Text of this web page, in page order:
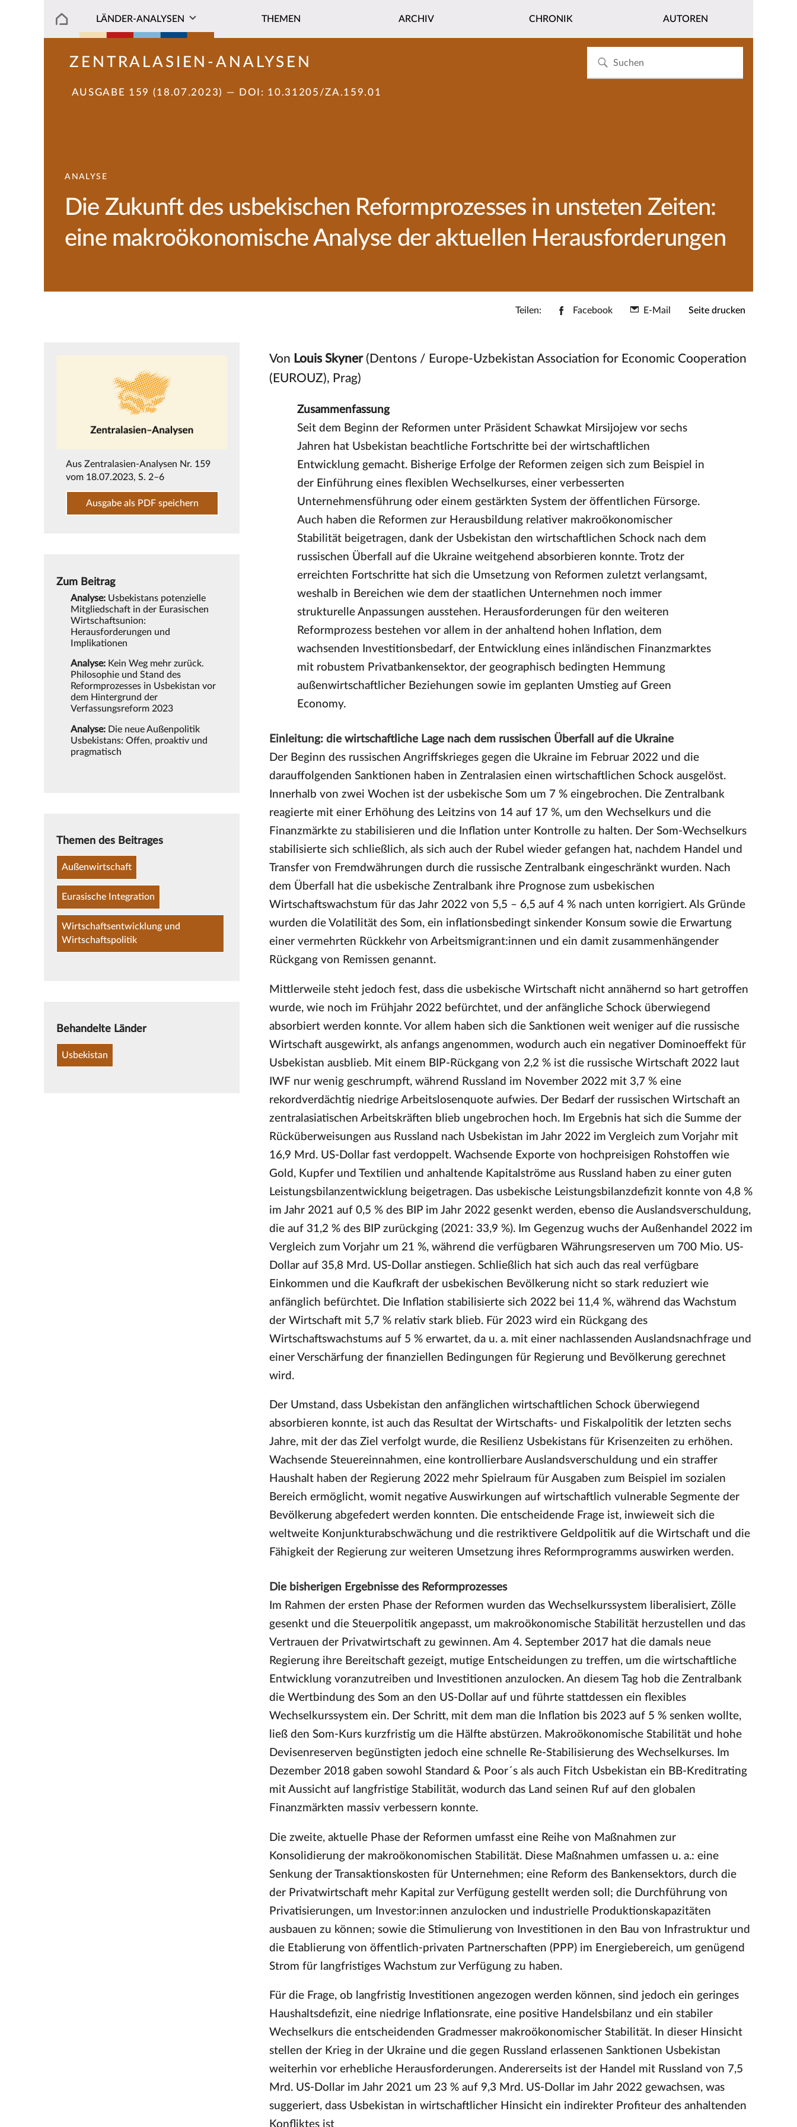
LÄNDER-ANALYSEN THEMEN ARCHIV CHRONIK AUTOREN
ZENTRALASIEN-ANALYSEN
AUSGABE 159 (18.07.2023) — DOI: 10.31205/ZA.159.01
ANALYSE
Die Zukunft des usbekischen Reformprozesses in unsteten Zeiten:
eine makroökonomische Analyse der aktuellen Herausforderungen
Teilen: Facebook E-Mail Seite drucken
AusZentralasien-Analysen Nr. 159
vom 18.07.2023, S. 2–6
Ausgabe als PDF speichern
Zum Beitrag
Analyse: Usbekistans potenzielle
Mitgliedschaft in der Eurasischen
Wirtschaftsunion:
Herausforderungen und
Implikationen
Analyse: Kein Weg mehr zurück.
Philosophie und Stand des
Reformprozesses in Usbekistan vor
dem Hintergrund der
Verfassungsreform 2023
Analyse: Die neue Außenpolitik
Usbekistans: Offen, proaktiv und
pragmatisch
Themen des Beitrages
Außenwirtschaft
Eurasische Integration
Wirtschaftsentwicklung und
Wirtschaftspolitik
Behandelte Länder
Usbekistan
Von Louis Skyner(Dentons / Europe-Uzbekistan Association for Economic Cooperation
(EUROUZ), Prag)
Zusammenfassung
Seit dem Beginn der Reformen unter Präsident Schawkat Mirsijojew vor sechs
Jahren hat Usbekistan beachtliche Fortschritte bei der wirtschaftlichen
Entwicklung gemacht. Bisherige Erfolge der Reformen zeigen sich zum Beispiel in
der Einführung eines flexiblen Wechselkurses, einer verbesserten
Unternehmensführung oder einem gestärkten System der öffentlichen Fürsorge.
Auch haben die Reformen zur Herausbildung relativer makroökonomischer
Stabilität beigetragen, dank der Usbekistan den wirtschaftlichen Schock nach dem
russischen Überfall auf die Ukraine weitgehend absorbieren konnte. Trotz der
erreichten Fortschritte hat sich die Umsetzung von Reformen zuletzt verlangsamt,
weshalb in Bereichen wie dem der staatlichen Unternehmen noch immer
strukturelle Anpassungen ausstehen. Herausforderungen für den weiteren
Reformprozess bestehen vor allem in der anhaltend hohen Inflation, dem
wachsenden Investitionsbedarf, der Entwicklung eines inländischen Finanzmarktes
mit robustem Privatbankensektor, der geographisch bedingten Hemmung
außenwirtschaftlicher Beziehungen sowie im geplanten Umstieg auf Green
Economy.
Einleitung: die wirtschaftliche Lage nach dem russischen Überfall auf die Ukraine
Der Beginn des russischen Angriffskrieges gegen die Ukraine im Februar 2022 und die
darauffolgenden Sanktionen haben in Zentralasien einen wirtschaftlichen Schock ausgelöst.
Innerhalb von zwei Wochen ist der usbekische Som um 7 % eingebrochen. Die Zentralbank
reagierte mit einer Erhöhung des Leitzins von 14 auf 17 %, um den Wechselkurs und die
Finanzmärkte zu stabilisieren und die Inflation unter Kontrolle zu halten. Der Som-Wechselkurs
stabilisierte sich schließlich, als sich auch der Rubel wieder gefangen hat, nachdem Handel und
Transfer von Fremdwährungen durch die russische Zentralbank eingeschränkt wurden. Nach
dem Überfall hat die usbekische Zentralbank ihre Prognose zum usbekischen
Wirtschaftswachstum für das Jahr 2022 von 5,5 – 6,5 auf 4 % nach unten korrigiert. Als Gründe
wurden die Volatilität des Som, ein inflationsbedingt sinkender Konsum sowie die Erwartung
einer vermehrten Rückkehr von Arbeitsmigrant:innen und ein damit zusammenhängender
Rückgang von Remissen genannt.
Mittlerweile steht jedoch fest, dass die usbekische Wirtschaft nicht annähernd so hart getroffen
wurde, wie noch im Frühjahr 2022 befürchtet, und der anfängliche Schock überwiegend
absorbiert werden konnte. Vor allem haben sich die Sanktionen weit weniger auf die russische
Wirtschaft ausgewirkt, als anfangs angenommen, wodurch auch ein negativer Dominoeffekt für
Usbekistan ausblieb. Mit einem BIP-Rückgang von 2,2 % ist die russische Wirtschaft 2022 laut
IWF nur wenig geschrumpft, während Russland im November 2022 mit 3,7 % eine
rekordverdächtig niedrige Arbeitslosenquote aufwies. Der Bedarf der russischen Wirtschaft an
zentralasiatischen Arbeitskräften blieb ungebrochen hoch. Im Ergebnis hat sich die Summe der
Rücküberweisungen aus Russland nach Usbekistan im Jahr 2022 im Vergleich zum Vorjahr mit
16,9 Mrd. US-Dollar fast verdoppelt. Wachsende Exporte von hochpreisigen Rohstoffen wie
Gold, Kupfer und Textilien und anhaltende Kapitalströme aus Russland haben zu einer guten
Leistungsbilanzentwicklung beigetragen. Das usbekische Leistungsbilanzdefizit konnte von 4,8 %
im Jahr 2021 auf 0,5 % des BIP im Jahr 2022 gesenkt werden, ebenso die Auslandsverschuldung,
die auf 31,2 % des BIP zurückging (2021: 33,9 %). Im Gegenzug wuchs der Außenhandel 2022 im
Vergleich zum Vorjahr um 21 %, während die verfügbaren Währungsreserven um 700 Mio. US-
Dollar auf 35,8 Mrd. US-Dollar anstiegen. Schließlich hat sich auch das real verfügbare
Einkommen und die Kaufkraft der usbekischen Bevölkerung nicht so stark reduziert wie
anfänglich befürchtet. Die Inflation stabilisierte sich 2022 bei 11,4 %, während das Wachstum
der Wirtschaft mit 5,7 % relativ stark blieb. Für 2023 wird ein Rückgang des
Wirtschaftswachstums auf 5 % erwartet, da u. a. mit einer nachlassenden Auslandsnachfrage und
einer Verschärfung der finanziellen Bedingungen für Regierung und Bevölkerung gerechnet
wird.
Der Umstand, dass Usbekistan den anfänglichen wirtschaftlichen Schock überwiegend
absorbieren konnte, ist auch das Resultat der Wirtschafts- und Fiskalpolitik der letzten sechs
Jahre, mit der das Ziel verfolgt wurde, die Resilienz Usbekistans für Krisenzeiten zu erhöhen.
Wachsende Steuereinnahmen, eine kontrollierbare Auslandsverschuldung und ein straffer
Haushalt haben der Regierung 2022 mehr Spielraum für Ausgaben zum Beispiel im sozialen
Bereich ermöglicht, womit negative Auswirkungen auf wirtschaftlich vulnerable Segmente der
Bevölkerung abgefedert werden konnten. Die entscheidende Frage ist, inwieweit sich die
weltweite Konjunkturabschwächung und die restriktivere Geldpolitik auf die Wirtschaft und die
Fähigkeit der Regierung zur weiteren Umsetzung ihres Reformprogramms auswirken werden.
Die bisherigen Ergebnisse des Reformprozesses
Im Rahmen der ersten Phase der Reformen wurden das Wechselkurssystem liberalisiert, Zölle
gesenkt und die Steuerpolitik angepasst, um makroökonomische Stabilität herzustellen und das
Vertrauen der Privatwirtschaft zu gewinnen. Am 4. September 2017 hat die damals neue
Regierung ihre Bereitschaft gezeigt, mutige Entscheidungen zu treffen, um die wirtschaftliche
Entwicklung voranzutreiben und Investitionen anzulocken. An diesem Tag hob die Zentralbank
die Wertbindung des Som an den US-Dollar auf und führte stattdessen ein flexibles
Wechselkurssystem ein. Der Schritt, mit dem man die Inflation bis 2023 auf 5 % senken wollte,
ließ den Som-Kurs kurzfristig um die Hälfte abstürzen. Makroökonomische Stabilität und hohe
Devisenreserven begünstigten jedoch eine schnelle Re-Stabilisierung des Wechselkurses. Im
Dezember 2018 gaben sowohl Standard & Poor´s als auch Fitch Usbekistan ein BB-Kreditrating
mit Aussicht auf langfristige Stabilität, wodurch das Land seinen Ruf auf den globalen
Finanzmärkten massiv verbessern konnte.
Die zweite, aktuelle Phase der Reformen umfasst eine Reihe von Maßnahmen zur
Konsolidierung der makroökonomischen Stabilität. Diese Maßnahmen umfassen u. a.: eine
Senkung der Transaktionskosten für Unternehmen; eine Reform des Bankensektors, durch die
der Privatwirtschaft mehr Kapital zur Verfügung gestellt werden soll; die Durchführung von
Privatisierungen, um Investor:innen anzulocken und industrielle Produktionskapazitäten
ausbauen zu können; sowie die Stimulierung von Investitionen in den Bau von Infrastruktur und
die Etablierung von öffentlich-privaten Partnerschaften (PPP) im Energiebereich, um genügend
Strom für langfristiges Wachstum zur Verfügung zu haben.
Für die Frage, ob langfristig Investitionen angezogen werden können, sind jedoch ein geringes
Haushaltsdefizit, eine niedrige Inflationsrate, eine positive Handelsbilanz und ein stabiler
Wechselkurs die entscheidenden Gradmesser makroökonomischer Stabilität. In dieser Hinsicht
stellen der Krieg in der Ukraine und die gegen Russland erlassenen Sanktionen Usbekistan
weiterhin vor erhebliche Herausforderungen. Andererseits ist der Handel mit Russland von 7,5
Mrd. US-Dollar im Jahr 2021 um 23 % auf 9,3 Mrd. US-Dollar im Jahr 2022 gewachsen, was
suggeriert, dass Usbekistan in wirtschaftlicher Hinsicht ein indirekter Profiteur des anhaltenden
Konfliktes ist